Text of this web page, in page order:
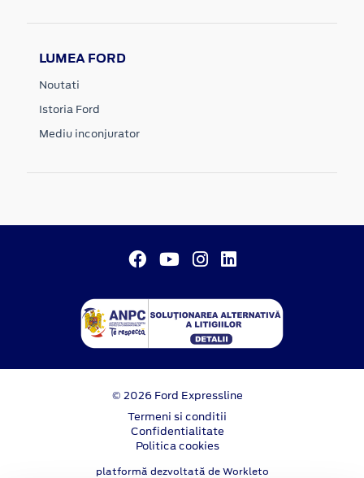
LUMEA FORD
Noutati
Istoria Ford
Mediu inconjurator
© 2026 Ford Expressline
Termeni si conditii
Confidentialitate
Politica cookies
platformă dezvoltată de Workleto